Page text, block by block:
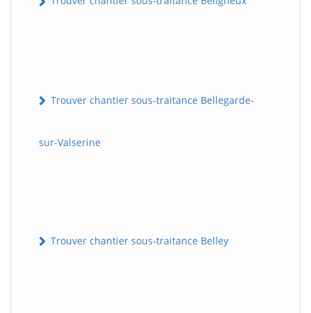
Trouver chantier sous-traitance Bellegarde-
sur-Valserine
Trouver chantier sous-traitance Belley